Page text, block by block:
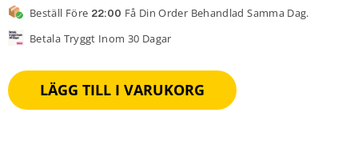
Beställ Före 22:00 Få Din Order Behandlad Samma Dag.
Betala Tryggt Inom 30 Dagar
LÄGG TILL I VARUKORG